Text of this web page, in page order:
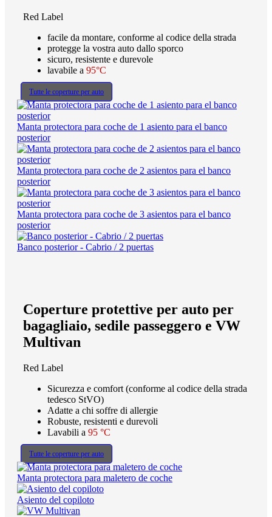
Red Label
facile da montare, conforme al codice della strada
protegge la vostra auto dallo sporco
sicuro, resistente e durevole
lavabile a 95°C
Tutte le coperture per auto
Manta protectora para coche de 1 asiento para el banco
posterior
Manta protectora para coche de 2 asientos para el banco
posterior
Manta protectora para coche de 3 asientos para el banco
posterior
Banco posterior - Cabrio / 2 puertas
Coperture protettive per auto per
bagagliaio, sedile passeggero e VW
Multivan
Red Label
Sicurezza e comfort (conforme al codice della strada
tedesco StVO)
Adatte a chi soffre di allergie
Robuste, resistenti e durevoli
Lavabili a 95 °C
Tutte le coperture per auto
Manta protectora para maletero de coche
Asiento del copiloto